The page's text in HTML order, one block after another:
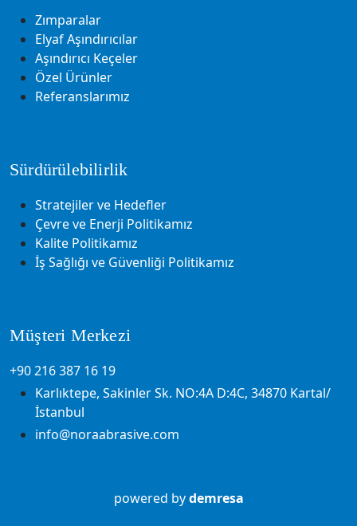
Zımparalar
Elyaf Aşındırıcılar
Aşındırıcı Keçeler
Özel Ürünler
Referanslarımız
Sürdürülebilirlik
Stratejiler ve Hedefler
Çevre ve Enerji Politikamız
Kalite Politikamız
İş Sağlığı ve Güvenliği Politikamız
Müşteri Merkezi
+90 216 387 16 19
Karlıktepe, Sakinler Sk. NO:4A D:4C, 34870 Kartal/
İstanbul
info@noraabrasive.com
powered bydemresa